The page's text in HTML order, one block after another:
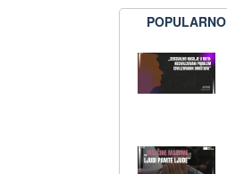
POPULARNO